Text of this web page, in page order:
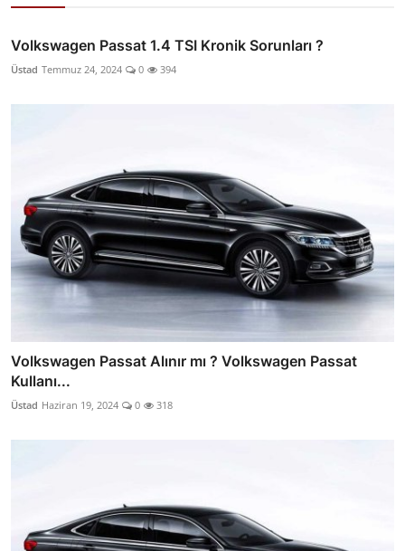
Volkswagen Passat 1.4 TSI Kronik Sorunları ?
Üstad Temmuz 24, 2024 0 394
Volkswagen Passat Alınır mı ? Volkswagen Passat
Kullanı...
Üstad Haziran 19, 2024 0 318